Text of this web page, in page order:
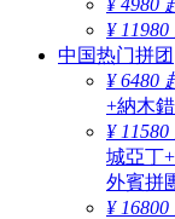
¥ 4980
¥ 11980
中国热门拼团
¥ 6480
+納木
¥ 11580
城亞丁
外賓拼
¥ 16800